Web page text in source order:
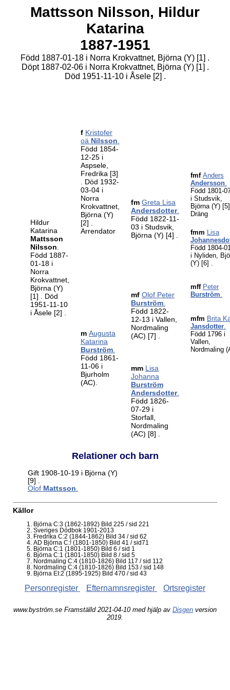
Mattsson Nilsson, Hildur
Katarina
1887-1951
Född 1887-01-18 i Norra Krokvattnet, Björna (Y) [1] .
Döpt 1887-02-06 i Norra Krokvattnet, Björna (Y) [1] .
Död 1951-11-10 i Åsele [2] .
Hildur
Katarina
Mattsson
Nilsson
Född 1887-
01-18 i
Norra
Krokvattnet,
Björna (Y)
[1]
. Död
1951-11-10
i Åsele [2]
f Kristofer
oä Nilsson
Född 1854-
12-25 i
Aspsele,
Fredrika [3]
. Död 1932-
03-04 i
Norra
Krokvattnet,
Björna (Y)
[2]
Arrendator
fm Greta Lisa
Andersdotter.
Född 1822-11-
03 i Studsvik,
Björna (Y) [4]
fmf Anders
Andersson.
Född 1801-
i Studsvik,
Björna (Y)
Dräng
fmm Lisa
Född 1804-
i Nyliden,
(Y) [6] .
m Augusta
Katarina
Burström.
Född 1861-
11-06 i
Bjurholm
(AC).
mf Olof Peter
Burström.
Född 1822-
12-13 i Vallen,
Nordmaling
(AC) [7]
mff Peter
Burström.
mfm Brita
Jansdotter.
Född 1796 i
Vallen,
Nordmaling
mm Lisa
Johanna
Burström
Andersdotter.
Född 1826-
07-29 i
Storfall,
Nordmaling
(AC) [8]
Relationer och barn
Gift 1908-10-19 i Björna (Y)
[9] .
Olof Mattsson.
Källor
Björna C:3 (1862-1892) Bild 225 / sid 221
Sveriges Dödbok 1901-2013
Fredrika C:2 (1844-1862) Bild 34 / sid 62
AD Björna C:! (1801-1850) Bild 41 / sid71
Björna C:1 (1801-1850) Bild 6 / sid 1
Björna C:1 (1801-1850) Bild 8 / sid 5
Nordmaling C:4 (1810-1826) Bild 117 / sid 112
Nordmaling C:4 (1810-1826) Bild 153 / sid 148
Björna EI:2 (1895-1925) Bild 470 / sid 43
Personregister Efternamnsregister Ortsregister
www.byström.se Framställd 2021-04-10 med hjälp av Disgen version
2019.